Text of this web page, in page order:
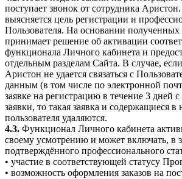
поступает звонок от сотрудника
выясняется цель регистрации и
Пользователя. На основании
принимает решение об активации
функционала Личного кабинета и
отдельным разделам Сайта. В случае,
Аристон не удается связаться с
данным (в том числе по электронной
заявке на регистрацию в течение 3 дней
заявки, то такая заявка и содержащиеся
пользователя удаляются.
4.3. Функционал Личного кабинета
своему усмотрению и может включать, в
подтверждённого профессионального
• участие в соответствующей статусу
• возможность оформления заказов на